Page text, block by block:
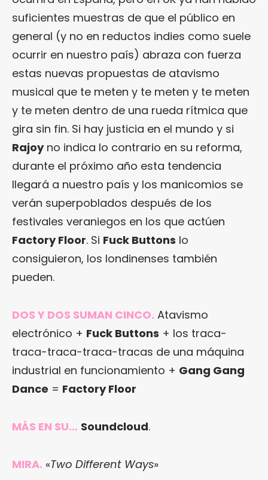
suficientes muestras de que el público en
general (y no en reductos indies como suele
ocurrir en nuestro país) abraza con fuerza
estas nuevas propuestas de atavismo
musical que te meten y te meten y te meten
y te meten dentro de una rueda rítmica que
gira sin fin. Si hay justicia en el mundo y si
Rajoyno indica lo contrario en su reforma,
durante el próximo año esta tendencia
llegará a nuestro país y los manicomios se
verán superpoblados después de los
festivales veraniegos en los que actúen
Factory Floor. Si Fuck Buttons lo
consiguieron, los londinenses también
pueden.
DOS Y DOS SUMAN CINCO. Atavismo
electrónico + Fuck Buttons + los traca-
traca-traca-traca-tracas de una máquina
industrial en funcionamiento + Gang Gang
Dance = Factory Floor
MÁS EN SU… Soundcloud.
MIRA. «Two Different Ways»